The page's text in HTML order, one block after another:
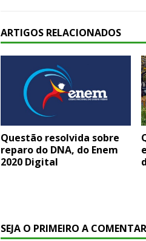
ARTIGOS RELACIONADOS
Questão resolvida sobre
reparo do DNA, do Enem
2020 Digital
SEJA O PRIMEIRO A COMENTAR